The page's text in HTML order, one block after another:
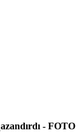
- FOTO